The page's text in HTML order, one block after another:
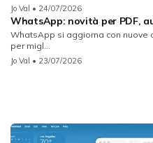
Jo Val • 24/07/2026
WhatsApp: novità per PDF,
WhatsApp si aggiorna con nuove
per migl...
Jo Val • 23/07/2026